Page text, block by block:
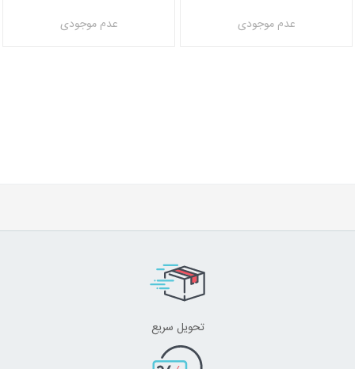
عدم موجودی
عدم موجودی
تحویل سریع